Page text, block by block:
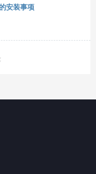
安装事项